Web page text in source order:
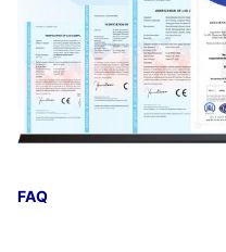
FAQ